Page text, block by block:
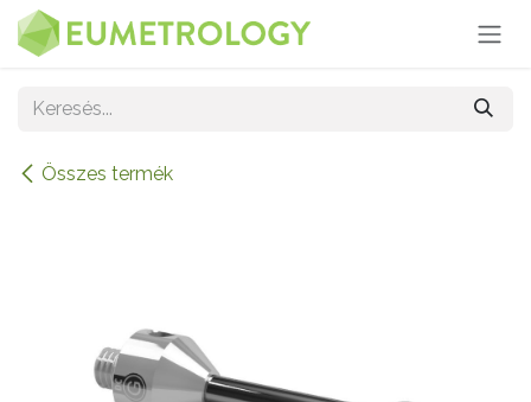
Kihagyás és továbblépés a tartalomhoz
Összes termék